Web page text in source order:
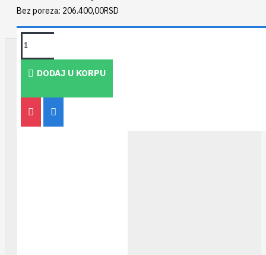
Bez poreza: 206.400,00RSD
DODAJ U KORPU
TAKOĐE PREPORUČUJEMO